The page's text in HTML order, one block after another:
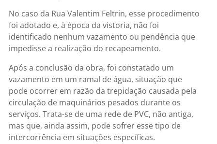
No caso da Rua Valentim Feltrin, esse procedimento
foi adotado e, à época da vistoria, não foi
identificado nenhum vazamento ou pendência que
impedisse a realização do recapeamento.
Após a conclusão da obra, foi constatado um
vazamento em um ramal de água, situação que
pode ocorrer em razão da trepidação causada pela
circulação de maquinários pesados durante os
serviços. Trata-se de uma rede de PVC, não antiga,
mas que, ainda assim, pode sofrer esse tipo de
intercorrência em situações específicas.